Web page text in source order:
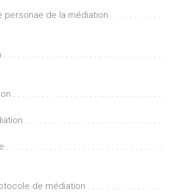
de la médiation . . . . . . . . . . .
. . . . . . . . . . . . . . . . . . . .. . . . . . . . . . . .
. . . . . . . . . . . . . . . . . . .. . . . . . . . . . . . .
. . . . . . . . . . . . . . . . . . . . . . . . . . . . .
. . . . . . . . . . . . . . . . . . . . . . . . . . . . . . . .
de médiation . . . . . .. . . . . . . . . .